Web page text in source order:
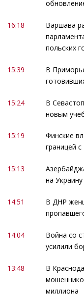
16:18
Варшава
польских
15:39
В
15:24
В
новым
15:19
Финские
границей
15:13
на Украину
14:51
В ДНР
14:04
Война со
усилили
13:48
В
миллиона